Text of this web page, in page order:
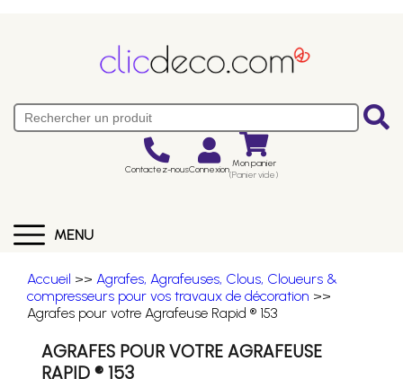
Contactez-nousConnexion Mon panier
(Panier vide)
MENU
Accueil >> Agrafes, Agrafeuses, Clous, Cloueurs &
compresseurs pour vos travaux de décoration >>
Agrafes pour votre Agrafeuse Rapid ® 153
AGRAFES POUR VOTRE AGRAFEUSE
RAPID ® 153